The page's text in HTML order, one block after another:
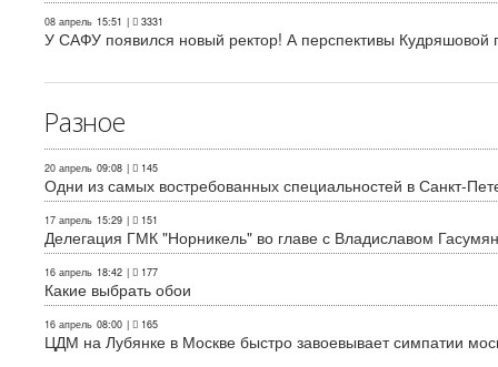
08 апрель 15:51 | 3331
У САФУ появился новый ректор! А перспективы Кудряшовой
Разное
20 апрель 09:08 | 145
Одни из самых востребованных специальностей в Санкт-
17 апрель 15:29 | 151
Делегация ГМК "Норникель" во главе с Владиславом
16 апрель 18:42 | 177
Какие выбрать обои
16 апрель 08:00 | 165
ЦДМ на Лубянке в Москве быстро завоевывает симпатии